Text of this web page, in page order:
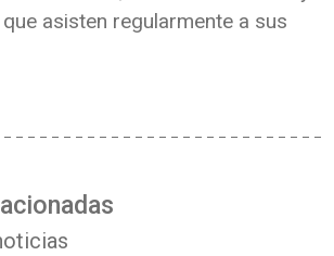
asisten regularmente a sus